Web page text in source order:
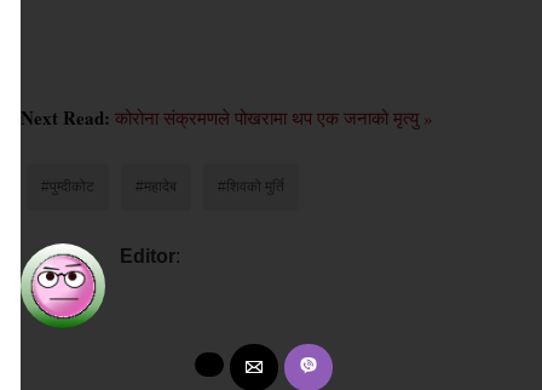
Next Read: कोरोना संक्रमणले पोखरामा थप एक जनाको मृत्यु »
#पुम्दीकोट #महादेब #शिवको मुर्ति
Editor: